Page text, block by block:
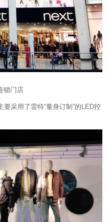
锁门店
采用了雷特“量身订制”的LED控